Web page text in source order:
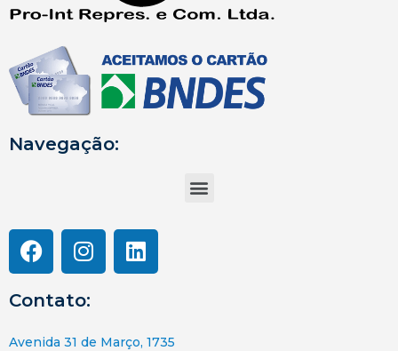
Navegação:
Contato:
Avenida 31 de Março, 1735